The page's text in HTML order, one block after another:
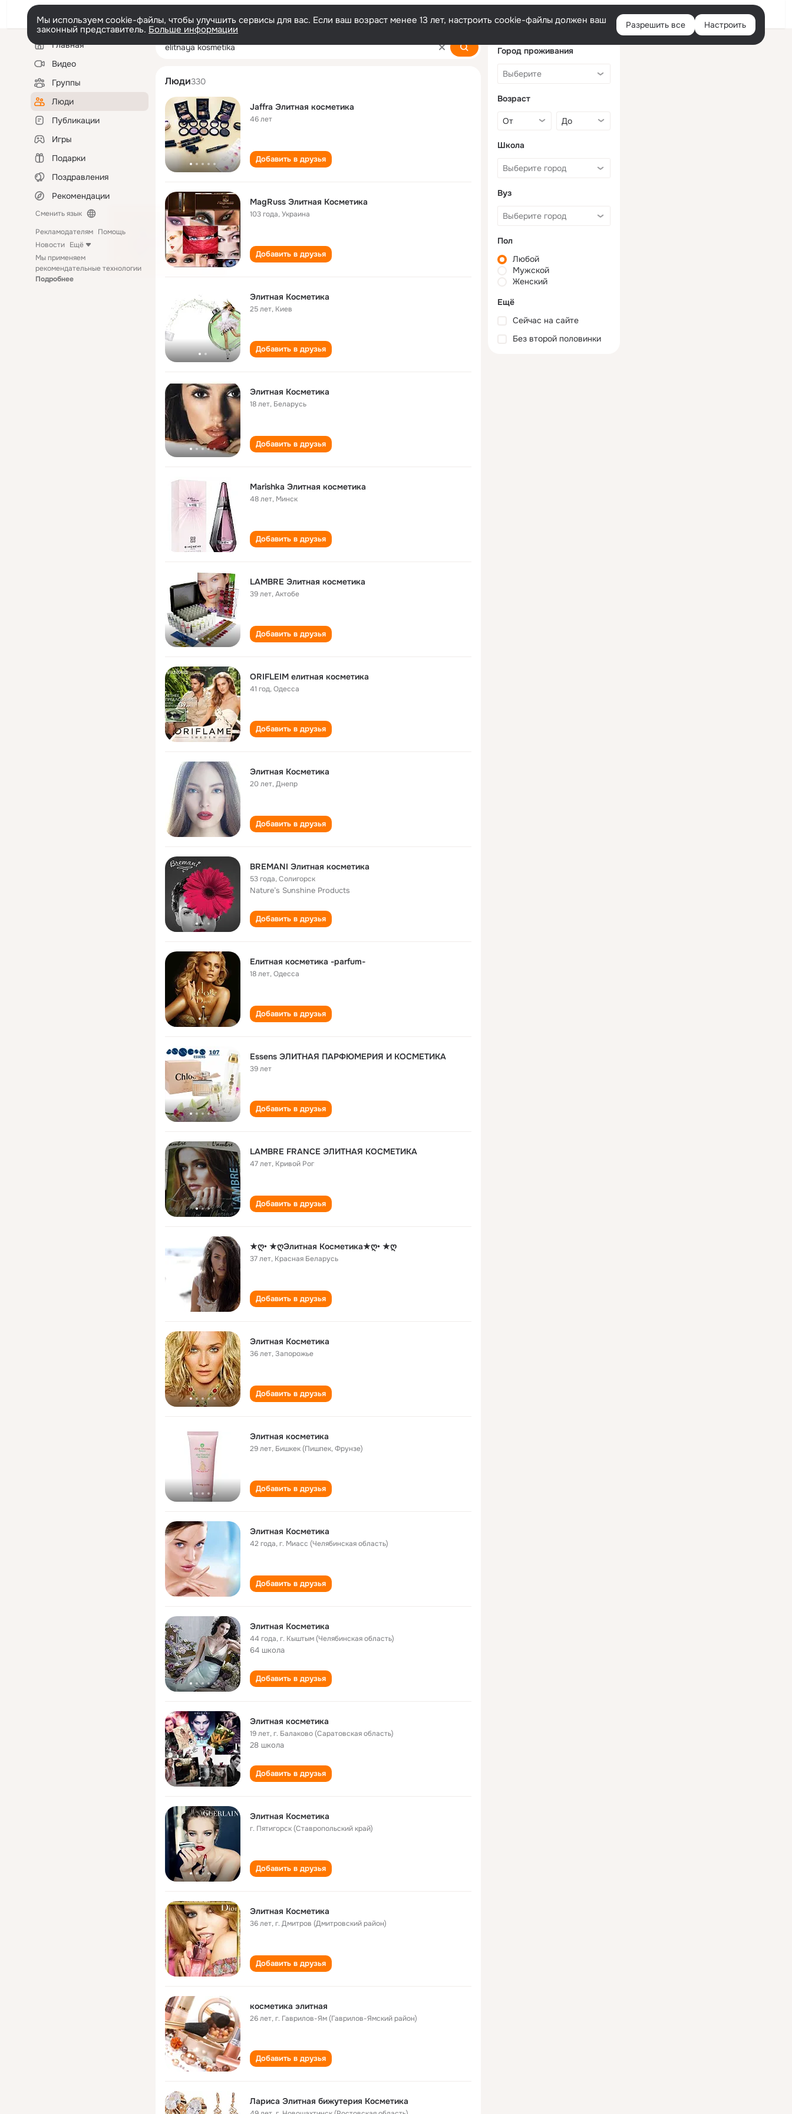
Войти
Мы используем cookie-файлы, чтобы улучшить сервисы для вас. Если ваш возраст менее 13 лет, настроить cookie-файлы должен ваш
законный представитель. Больше информации Разрешить все Настроить
Левая
колонкаГлавная
Видео
Группы
Люди
Публикации
Игры
Подарки
Поздравления
Рекомендации
Сменить язык
Рекламодателям Помощь
Новости Ещё
Мы применяем
рекомендательные технологии
Подробнее
elitnaya kosmetika
Люди330
Jaffra Элитная косметика
46 лет
Добавить в друзья
MagRuss Элитная Косметика
103 года,Украина
Добавить в друзья
Элитная Косметика
25 лет, Киев
Добавить в друзья
Элитная Косметика
18 лет, Беларусь
Добавить в друзья
Marishka Элитная косметика
48 лет, Минск
Добавить в друзья
LAMBRE Элитная косметика
39 лет,Актобе
Добавить в друзья
ORIFLEIM елитная косметика
41 год,Одесса
Добавить в друзья
Элитная Косметика
20 лет,Днепр
Добавить в друзья
BREMANI Элитная косметика
53 года,Солигорск
Nature’s Sunshine Products
Добавить в друзья
Елитная косметика -parfum-
18 лет,Одесса
Добавить в друзья
Essens ЭЛИТНАЯ ПАРФЮМЕРИЯ И КОСМЕТИКА
39 лет
Добавить в друзья
LAMBRE FRANCE ЭЛИТНАЯ КОСМЕТИКА
47 лет, Кривой Рог
Добавить в друзья
★ღ• ★ღЭлитная Косметика★ღ• ★ღ
37 лет, Красная Беларусь
Добавить в друзья
Элитная Косметика
36 лет,Запорожье
Добавить в друзья
Элитная косметика
29 лет, Бишкек (Пишпек, Фрунзе)
Добавить в друзья
Элитная Косметика
42 года,г. Миасс (Челябинская область)
Добавить в друзья
Элитная Косметика
44 года,г. Кыштым (Челябинская область)
64 школа
Добавить в друзья
Элитная косметика
19 лет,г. Балаково (Саратовская область)
28 школа
Добавить в друзья
Элитная Косметика
г. Пятигорск (Ставропольский край)
Добавить в друзья
Элитная Косметика
36 лет,г. Дмитров (Дмитровский район)
Добавить в друзья
косметика элитная
26 лет,г. Гаврилов-Ям (Гаврилов-Ямский район)
Добавить в друзья
Лариса Элитная бижутерия Косметика
Город проживания
Возраст
Школа
Вуз
Пол
Любой
Мужской
Женский
Ещё
Сейчас на сайте
Без второй половинки